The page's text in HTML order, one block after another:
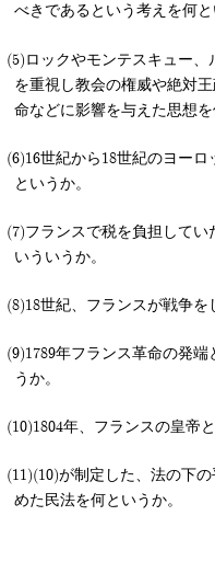
べきであるという考えを何と
ロックやモンテスキュー
を重視し教会の権威や絶対
命などに影響を与えた思想を
16世紀から18世紀のヨー
というか。
フランスで税を負担してい
いういうか。
18世紀、フランスが戦争を
1789年フランス革命の発
うか。
1804年、フランスの皇帝
(10)が制定した、法の下
めた民法を何というか。